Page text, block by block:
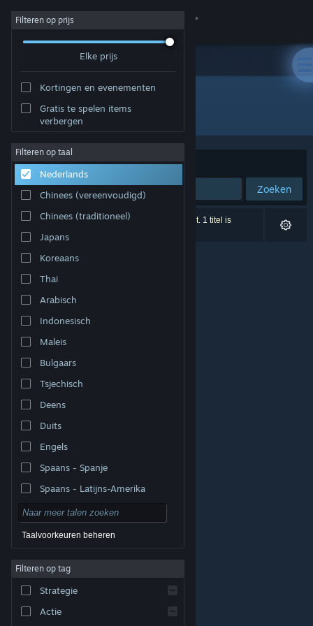
Inloggen
Community
Over
Ondersteuning
Taal wijzigen
Download de mobiele Steam-app
Desktopwebsite weergeven
© Valve Corporation. Alle rechten voorbehouden. Alle
handelsmerken zijn eigendom van hun respectieve
Privacybeleid|Juridische informatie
Toegankelijkheid
|
Terugbetalingen
Filteren op prijs
Elke prijs
Kortingen en evenementen
Gratis te spelen items
verbergen
Filteren op taal
Nederlands
Chinees (vereenvoudigd)
Chinees (traditioneel)
Japans
Koreaans
Thai
Arabisch
Indonesisch
Maleis
Bulgaars
Tsjechisch
Deens
Duits
Engels
Spaans - Spanje
Spaans - Latijns-Amerika
Taalvoorkeuren beheren
Filteren op tag
Strategie
Actie
Ontwikkelaar: Yah Man Games
Sorteren op Relevantie
Zoeken
0 resultaten komen overeen met je zoekopdracht. 1 titel is
uitgesloten op basis van je voorkeuren.